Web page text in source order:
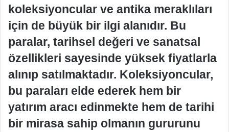
koleksiyoncular ve antika meraklıları
için de büyük bir ilgi alanıdır. Bu
paralar, tarihsel değeri ve sanatsal
özellikleri sayesinde yüksek fiyatlarla
alınıp satılmaktadır. Koleksiyoncular,
bu paraları elde ederek hem bir
yatırım aracı edinmekte hem de tarihi
bir mirasa sahip olmanın gururunu